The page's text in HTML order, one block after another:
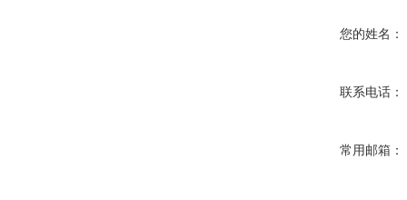
您的姓名：
联系电话：
常用邮箱：